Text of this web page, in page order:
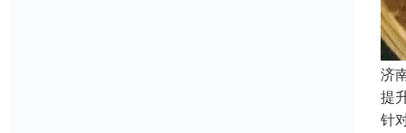
济
提
针